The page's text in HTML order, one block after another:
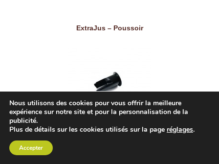
ExtraJus – Poussoir
Nous utilisons des cookies pour vous offrir la meilleure
expérience sur notre site et pour la personnalisation de la
publicité.
Plus de détails sur les cookies utilisés sur la page réglages.
Accepter